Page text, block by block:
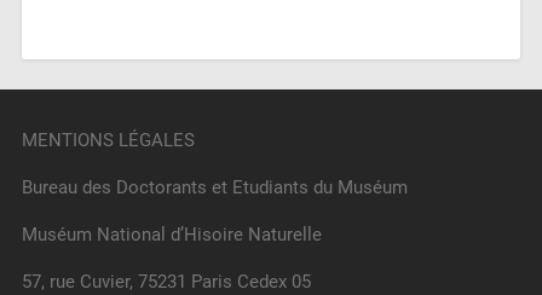
MENTIONS LÉGALES
Bureau des Doctorants et Etudiants du Muséum
Muséum National d’Hisoire Naturelle
57, rue Cuvier, 75231 Paris Cedex 05